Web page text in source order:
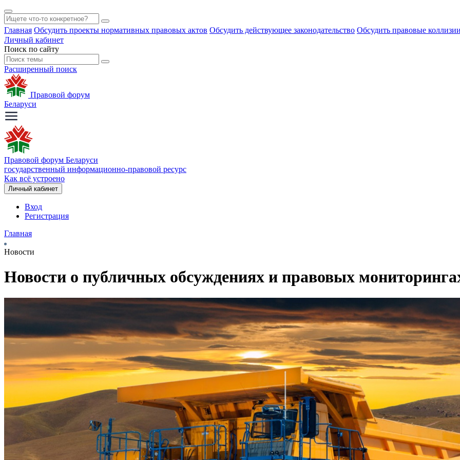
Главная Обсудить проекты нормативных правовых актов Обсудить действующее законодательство Обсудить правовые
Личный кабинет
Поиск по сайту
Расширенный поиск
Правовой форум
Беларуси
Правовой форум Беларуси
государственный информационно-правовой ресурс
Как всё устроено
Личный кабинет
Вход
Регистрация
Главная
Новости
Новости о публичных обсуждениях и правовых